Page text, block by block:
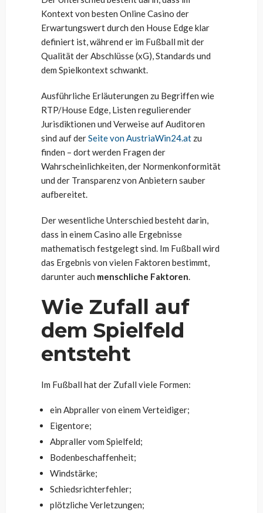
Kontext von besten Online Casino der
Erwartungswert durch den House Edge klar
definiert ist, während er im Fußball mit der
Qualität der Abschlüsse (xG), Standards und
dem Spielkontext schwankt.
Ausführliche Erläuterungen zu Begriffen wie
RTP/House Edge, Listen regulierender
Jurisdiktionen und Verweise auf Auditoren
sind auf derSeite von AustriaWin24.at zu
finden – dort werden Fragen der
Wahrscheinlichkeiten, der Normenkonformität
und der Transparenz von Anbietern sauber
aufbereitet.
Der wesentliche Unterschied besteht darin,
dass in einem Casino alle Ergebnisse
mathematisch festgelegt sind. Im Fußball wird
das Ergebnis von vielen Faktoren bestimmt,
darunter auch menschliche Faktoren.
Wie Zufall auf
dem Spielfeld
entsteht
Im Fußball hat der Zufall viele Formen:
ein Abpraller von einem Verteidiger;
Eigentore;
Abpraller vom Spielfeld;
Bodenbeschaffenheit;
Windstärke;
Schiedsrichterfehler;
plötzliche Verletzungen;